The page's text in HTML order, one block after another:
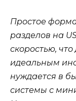
Простое
разделов на
скоростью,
идеальным
нуждается в
системы с